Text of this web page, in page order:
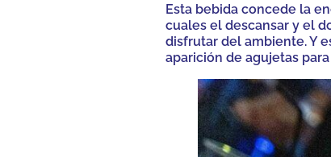
Esta bebida concede la
cuales el descansar y el
disfrutar del ambiente. Y
aparición de agujetas